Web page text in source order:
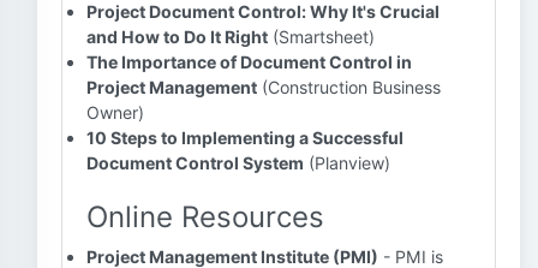
Project Document Control: Why It's Crucial
and How to Do It Right (Smartsheet)
The Importance of Document Control in
Project Management (Construction Business
Owner)
10 Steps to Implementing a Successful
Document Control System (Planview)
Online Resources
Project Management Institute (PMI) - PMI is